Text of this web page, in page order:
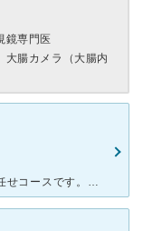
鏡専門医
大腸カメラ（大腸内
喘息や、風邪、胃腸炎、ワクチン、もう、お任せコースです。薬局も真隣にあるから便利。先生も優しい。ただ、最近インターネット予約制になって、いっぱいだと診察断られる。仕方ないね。もう、患者さん全部受け入れ